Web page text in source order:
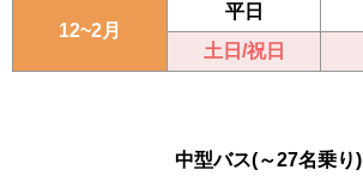
12~2月
平日
土日/祝日
中型バス(～27名乗り)